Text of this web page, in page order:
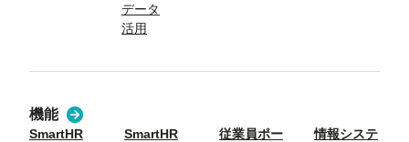
データ
活用
機能
SmartHR
SmartHR
従業員ポー
情報システ